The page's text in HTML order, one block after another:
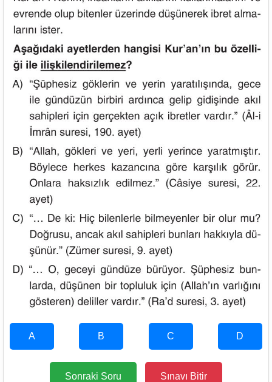
A B C D
Sonraki Soru Sınavı Bitir